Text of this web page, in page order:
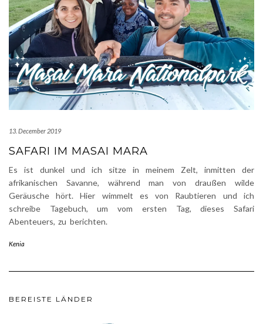
13. December 2019
SAFARI IM MASAI MARA
Es ist dunkel und ich sitze in meinem Zelt, inmitten der
afrikanischen Savanne, während man von draußen wilde
Geräusche hört. Hier wimmelt es von Raubtieren und ich
schreibe Tagebuch, um vom ersten Tag, dieses Safari
Abenteuers, zu berichten.
Kenia
BEREISTE LÄNDER